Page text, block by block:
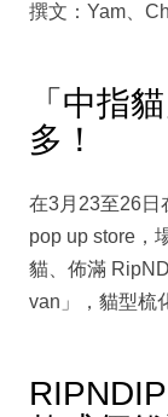
撰文：Yam、
「中指
多！
在3月23至26日
pop up store，
貓、佈滿
van」，貓型梳